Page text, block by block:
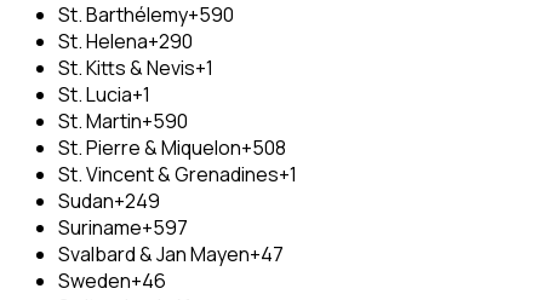
St. Barthélemy+590
St. Helena+290
St. Kitts & Nevis+1
St. Lucia+1
St. Martin+590
St. Pierre & Miquelon+508
St. Vincent & Grenadines+1
Sudan+249
Suriname+597
Svalbard & Jan Mayen+47
Sweden+46